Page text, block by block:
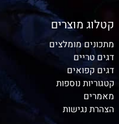
קטלוג מוצרים
מתכונים מומלצים
דגים טריים
דגים קפואים
קטגוריות נוספות
מאמרים
הצהרת נגישות